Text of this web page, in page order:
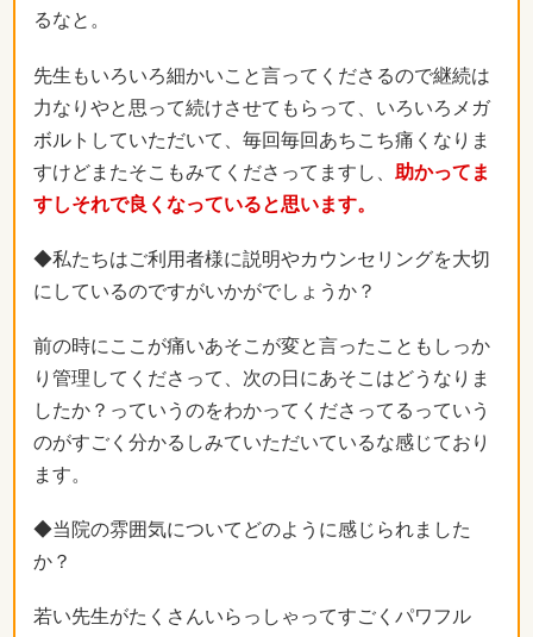
るなと。
先生もいろいろ細かいこと言ってくださるので継続は
力なりやと思って続けさせてもらって、いろいろメガ
ボルトしていただいて、毎回毎回あちこち痛くなりま
すけどまたそこもみてくださってますし、 助かってま
すしそれで良くなっていると思います。
◆私たちはご利用者様に説明やカウンセリングを大切
にしているのですがいかがでしょうか？
前の時にここが痛いあそこが変と言ったこともしっか
り管理してくださって、次の日にあそこはどうなりま
したか？っていうのをわかってくださってるっていう
のがすごく分かるしみていただいているな感じており
ます。
◆当院の雰囲気についてどのように感じられました
か？
若い先生がたくさんいらっしゃってすごくパワフル